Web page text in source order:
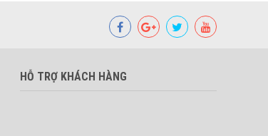
HỖ TRỢ KHÁCH HÀNG